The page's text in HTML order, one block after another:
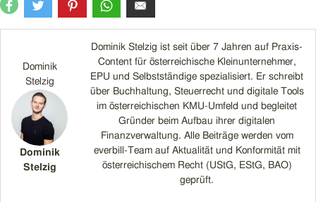
Dominik
Stelzig
Dominik
Stelzig
Dominik Stelzig ist seit über 7 Jahren auf Praxis-
Content für österreichische Kleinunternehmer,
EPU und Selbstständige spezialisiert. Er schreibt
über Buchhaltung, Steuerrecht und digitale Tools
im österreichischen KMU-Umfeld und begleitet
Gründer beim Aufbau ihrer digitalen
Finanzverwaltung. Alle Beiträge werden vom
everbill-Team auf Aktualität und Konformität mit
österreichischem Recht (UStG, EStG, BAO)
geprüft.